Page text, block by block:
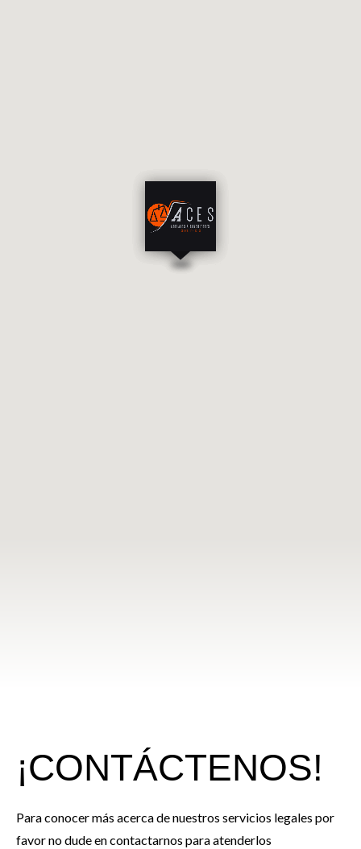
¡CONTÁCTENOS!
Para conocer más acerca de nuestros servicios legales por
favor no dude en contactarnos para atenderlos